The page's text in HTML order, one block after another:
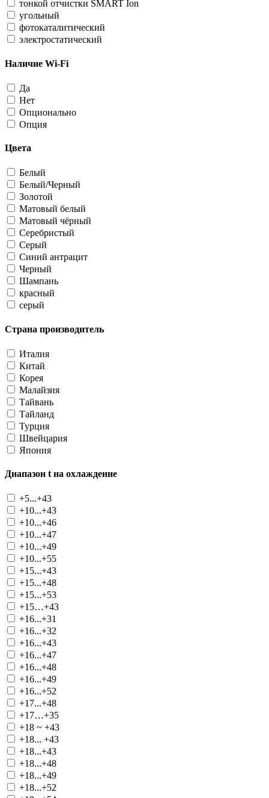
тонкой отчистки SMART Ion
угольный
фотокаталитический
электростатический
Наличие Wi-Fi
Да
Нет
Опционально
Опция
Цвета
Белый
Белый/Черный
Золотой
Матовый белый
Матовый чёрный
Серебристый
Серый
Синий антрацит
Черный
Шампань
красный
серый
Страна производитель
Италия
Китай
Корея
Малайзия
Тайвань
Тайланд
Турция
Швейцария
Япония
Диапазон t на охлаждение
+5...+43
+10...+43
+10...+46
+10...+47
+10...+49
+10...+55
+15...+43
+15...+48
+15...+53
+15…+43
+16...+31
+16...+32
+16...+43
+16...+47
+16...+48
+16...+49
+16...+52
+17...+48
+17…+35
+18 ~ +43
+18... +43
+18...+43
+18...+48
+18...+49
+18...+52